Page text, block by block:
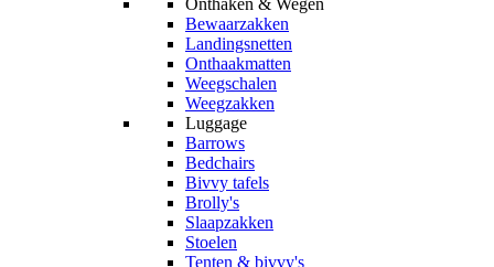
Onthaken & Wegen
Bewaarzakken
Landingsnetten
Onthaakmatten
Weegschalen
Weegzakken
Luggage
Barrows
Bedchairs
Bivvy tafels
Brolly's
Slaapzakken
Stoelen
Tenten & bivvy's